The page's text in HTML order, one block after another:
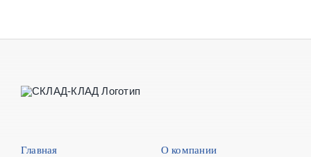
Главная О компании